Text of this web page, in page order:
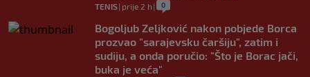
TENIS| prije 2 h | 0
Bogoljub Zeljković nakon pobjede Borca
prozvao "sarajevsku čaršiju", zatim i
sudiju, a onda poručio: "Što je Borac jači,
buka je veća"